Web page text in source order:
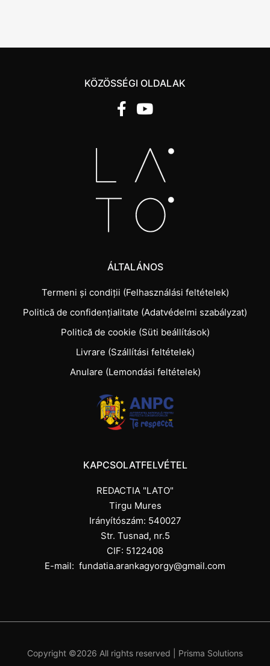
KÖZÖSSÉGI OLDALAK
ÁLTALÁNOS
Termeni și condiții (Felhasználási feltételek)
Politică de confidențialitate (Adatvédelmi szabályzat)
Politică de cookie (Süti beállítások)
Livrare (Szállítási feltételek)
Anulare (Lemondási feltételek)
KAPCSOLATFELVÉTEL
REDACTIA "LATO"
Tirgu Mures
Irányítószám: 540027
Str. Tusnad, nr.5
CIF: 5122408
E-mail: fundatia.arankagyorgy@gmail.com
Copyright ©2026 All rights reserved | Prisma Solutions